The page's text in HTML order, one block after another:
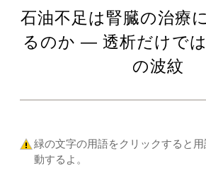
石油不足は腎臓の治療
るのか ― 透析だけで
の波紋
緑の文字の用語をクリックすると
動するよ。